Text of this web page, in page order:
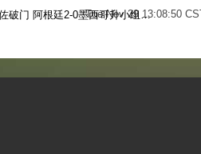
Tue Nov 29 13:08:50
梅西无解贴地斩+助攻恩佐破门 阿根廷2-0墨西哥升小组第二